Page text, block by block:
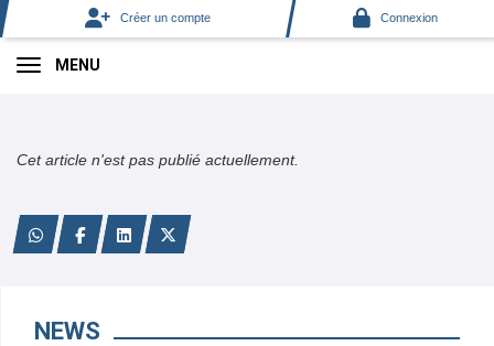
Créer un compte Connexion
MENU
Cet article n'est pas publié actuellement.
NEWS
Panneau de gestion des cookies